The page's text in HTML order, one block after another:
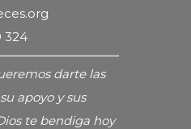
324
darte las
apoyo y sus
te bendiga hoy